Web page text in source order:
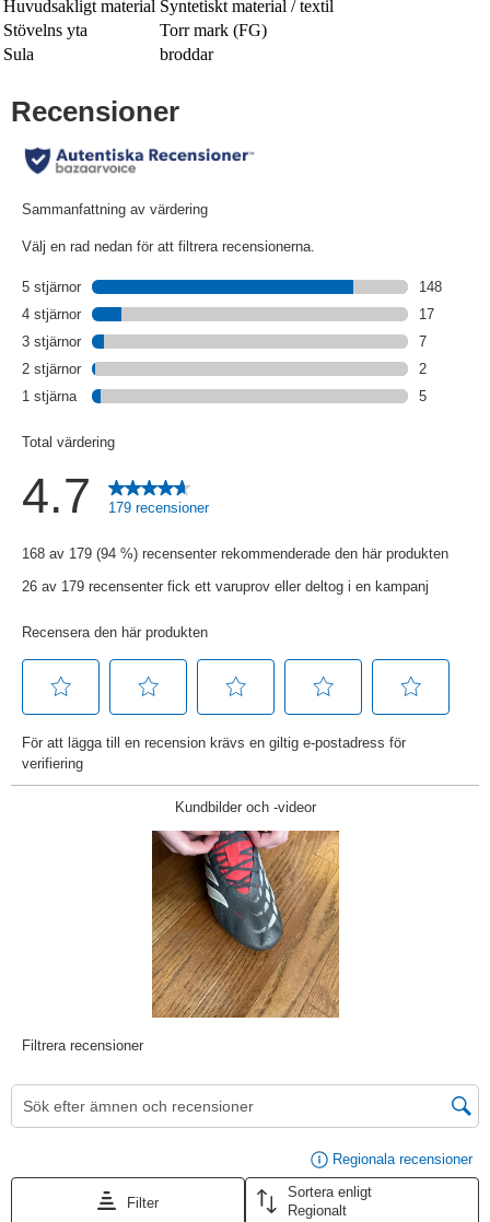
Huvudsakligt material Syntetiskt material / textil
Stövelns yta
Torr mark (FG)
Sula
broddar